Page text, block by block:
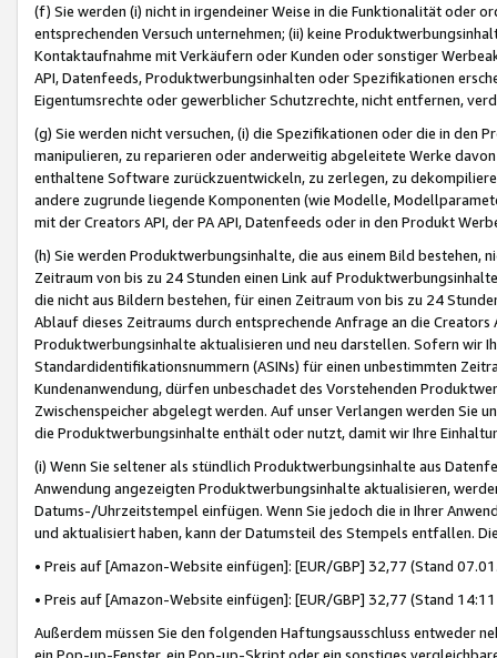
(f) Sie werden (i) nicht in irgendeiner Weise in die Funktionalität oder
entsprechenden Versuch unternehmen; (ii) keine
Kontaktaufnahme mit Verkäufern oder Kunden oder sonstiger
API, Datenfeeds, Produktwerbungsinhalten oder Spezifikationen
Eigentumsrechte oder gewerblicher Schutzrechte, nicht entfernen,
(g) Sie werden nicht versuchen, (i) die Spezifikationen oder die in
manipulieren, zu reparieren oder anderweitig abgeleitete Werke
enthaltene Software zurückzuentwickeln, zu zerlegen, zu
andere zugrunde liegende Komponenten (wie Modelle,
mit der Creators API, der PA API, Datenfeeds oder in den Produkt
(h) Sie werden Produktwerbungsinhalte, die aus einem Bild bestehen,
Zeitraum von bis zu 24 Stunden einen Link auf
die nicht aus Bildern bestehen, für einen Zeitraum von bis zu 24
Ablauf dieses Zeitraums durch entsprechende Anfrage an die
Produktwerbungsinhalte aktualisieren und neu darstellen. Sofern wir
Standardidentifikationsnummern (ASINs) für einen unbestimmten
Kundenanwendung, dürfen unbeschadet des Vorstehenden
Zwischenspeicher abgelegt werden. Auf unser Verlangen werden Sie
die Produktwerbungsinhalte enthält oder nutzt, damit wir Ihre
(i) Wenn Sie seltener als stündlich Produktwerbungsinhalte aus
Anwendung angezeigten Produktwerbungsinhalte aktualisieren,
Datums-/Uhrzeitstempel einfügen. Wenn Sie jedoch die in Ihrer
und aktualisiert haben, kann der Datumsteil des Stempels entfallen.
• Preis auf [Amazon-Website einfügen]: [EUR/GBP] 32,77 (Stand
• Preis auf [Amazon-Website einfügen]: [EUR/GBP] 32,77 (Stand
Außerdem müssen Sie den folgenden Haftungsausschluss entweder
ein Pop-up-Fenster, ein Pop-up-Skript oder ein sonstiges